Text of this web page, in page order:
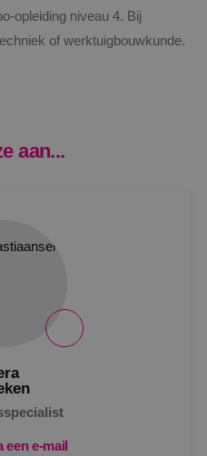
opleiding niveau 4. Bij
of werktuigbouwkunde.
aan...
een e-mail